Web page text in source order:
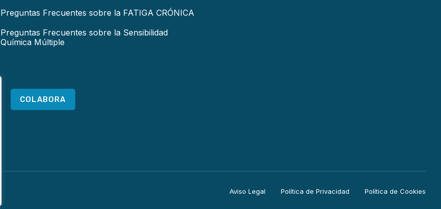
Preguntas Frecuentes sobre la FATIGA CRÓNICA
Preguntas Frecuentes sobre la Sensibilidad
Química Múltiple
COLABORA
Aviso Legal Política de Privacidad Política de Cookies